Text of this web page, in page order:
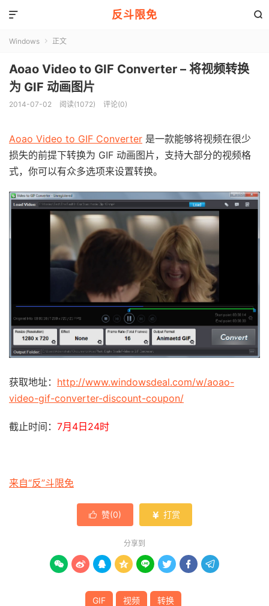
反斗限免 

Windows  正文
Aoao Video to GIF Converter – 将视频转换
为 GIF 动画图片
2014-07-02 阅读(1072) 评论(0)
Aoao Video to GIF Converter 是一款能够将视频在很少
损失的前提下转换为 GIF 动画图片，支持大部分的视频格
式，你可以有众多选项来设置转换。
获取地址： http://www.windowsdeal.com/w/aoao-
video-gif-converter-discount-coupon/
截止时间： 7月4日24时
来自“反”斗限免
 赞(0)  打赏
分享到
       
GIF 视频 转换